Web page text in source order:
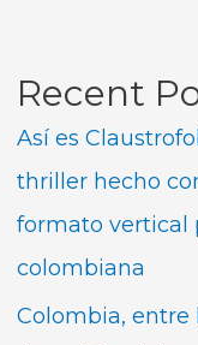
Recent
Así es
thriller hecho
formato vertical
colombiana
Colombia, entre